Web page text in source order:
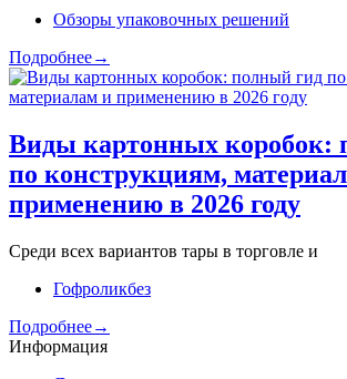
Обзоры упаковочных решений
Подробнее→
Виды картонных коробок:
по конструкциям,
применению в 2026 году
Среди всех вариантов тары в торговле и
Гофроликбез
Подробнее→
Информация